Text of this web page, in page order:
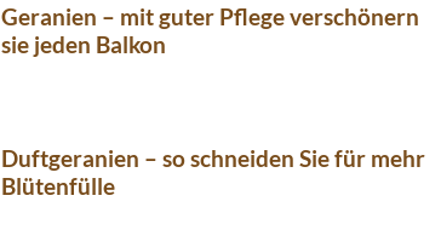
Geranien – mit guter Pflege verschönern
sie jeden Balkon
Duftgeranien – so schneiden Sie für mehr
Blütenfülle